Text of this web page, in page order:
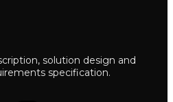
solution design and
specification.